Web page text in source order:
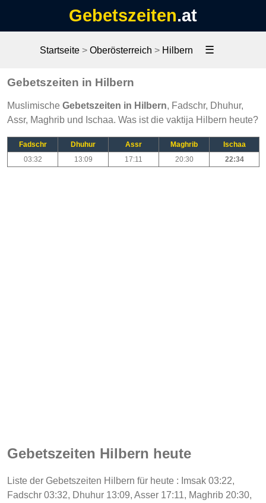
Gebetszeiten.at
Startseite > Oberösterreich > Hilbern ☰
Gebetszeiten in Hilbern
Muslimische Gebetszeiten in Hilbern, Fadschr, Dhuhur,
Assr, Maghrib und Ischaa. Was ist die vaktija Hilbern heute?
Fadschr Dhuhur Assr Maghrib
Ischaa
03:32
13:09 17:11 20:30 22:34
Gebetszeiten Hilbern heute
Liste der Gebetszeiten Hilbern für heute : Imsak 03:22,
Fadschr 03:32, Dhuhur 13:09, Asser 17:11, Maghrib 20:30,